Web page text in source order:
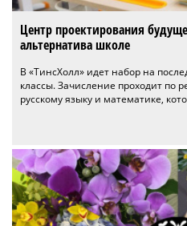
Центр проектирования
альтернатива школе
В «ТинсХолл» идет набор на
классы. Зачисление проходит по
русскому языку и математике,